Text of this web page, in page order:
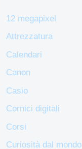
12 megapixel
Attrezzatura
Calendari
Canon
Casio
Cornici digitali
Corsi
Curiosità dal mondo